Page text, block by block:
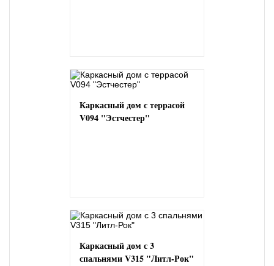
Каркасный дом с террасой
V094 "Эстчестер"
Каркасный дом с 3
спальнями V315 "Литл-Рок"